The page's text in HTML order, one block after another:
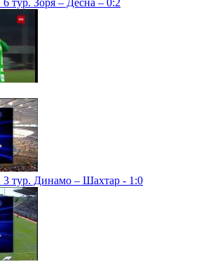
тур. Динамо – Шахтар - 1:0